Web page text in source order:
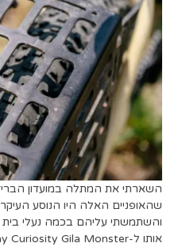
השארתי את המתלה במועדון
שהאופניים האלה היו הנוסע
והשתמשתי עליהם בכמה נעלי